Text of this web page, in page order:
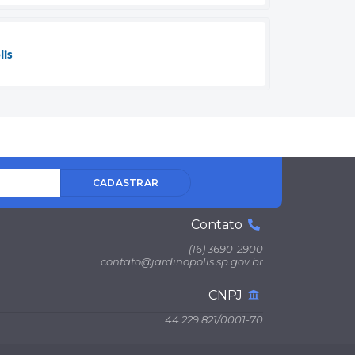
CADASTRAR
Contato
(16) 3690-2900
contato@jardinopolis.sp.gov.br
CNPJ
44.229.821/0001-70